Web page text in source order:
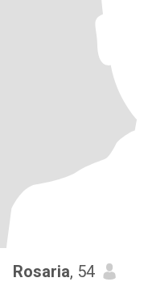
Rosaria, 54